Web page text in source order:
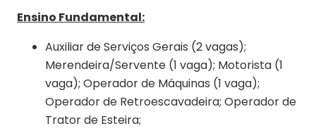
Ensino Fundamental:
Auxiliar de Serviços Gerais (2 vagas);
Merendeira/Servente (1 vaga); Motorista (1
vaga); Operador de Máquinas (1 vaga);
Operador de Retroescavadeira; Operador de
Trator de Esteira;